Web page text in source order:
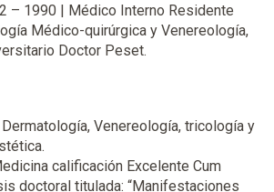
– 1990 | Médico Interno Residente
Médico-quirúrgica y Venereología,
Doctor Peset.
Venereología, tricología y
calificación Excelente Cum
doctoral titulada: “Manifestaciones